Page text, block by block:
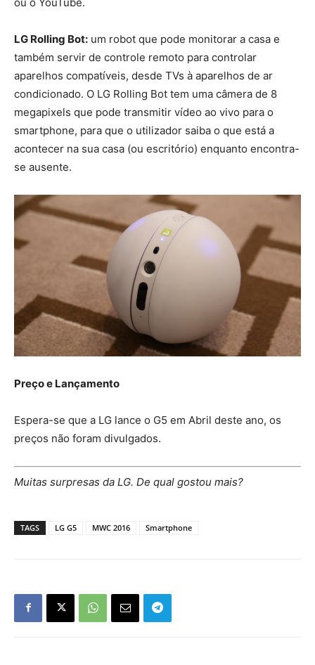
ou o YouTube.
LG Rolling Bot: um robot que pode monitorar a casa e
também servir de controle remoto para controlar
aparelhos compatíveis, desde TVs à aparelhos de ar
condicionado. O LG Rolling Bot tem uma câmera de 8
megapixels que pode transmitir vídeo ao vivo para o
smartphone, para que o utilizador saiba o que está a
acontecer na sua casa (ou escritório) enquanto encontra-
se ausente.
Preço e Lançamento
Espera-se que a LG lance o G5 em Abril deste ano, os
preços não foram divulgados.
Muitas surpresas da LG. De qual gostou mais?
TAGS LG G5 MWC 2016 Smartphone